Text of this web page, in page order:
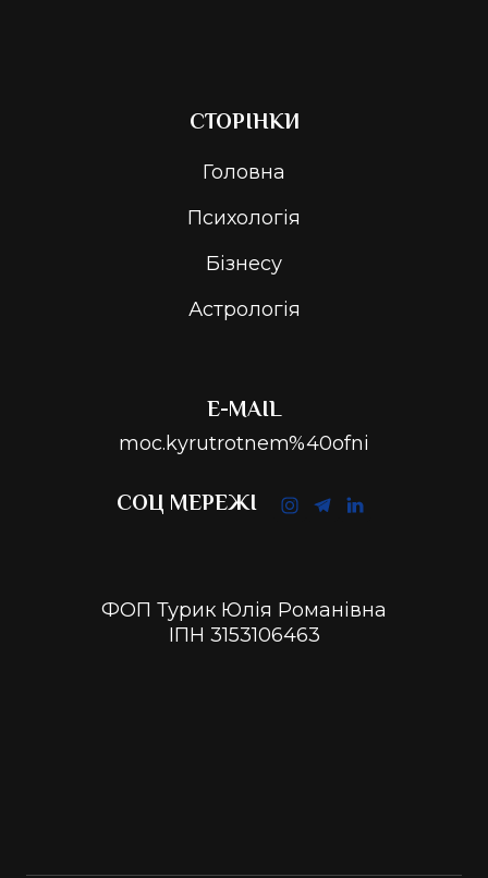
СТОРІНКИ
Головна
Психологія
Бізнесу
Астрологія
E-MAIL
moc.kyrutrotnem%40ofni
СОЦ МЕРЕЖІ
ФОП Турик Юлія Романівна
ІПН 3153106463